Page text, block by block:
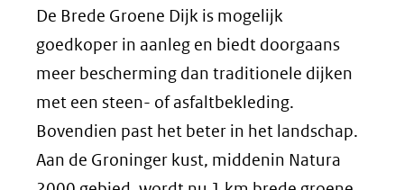
De Brede Groene Dijk is mogelijk
goedkoper in aanleg en biedt doorgaans
meer bescherming dan traditionele dijken
met een steen- of asfaltbekleding.
Bovendien past het beter in het landschap.
Aan de Groninger kust, middenin Natura